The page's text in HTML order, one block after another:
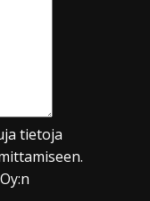
tietoja